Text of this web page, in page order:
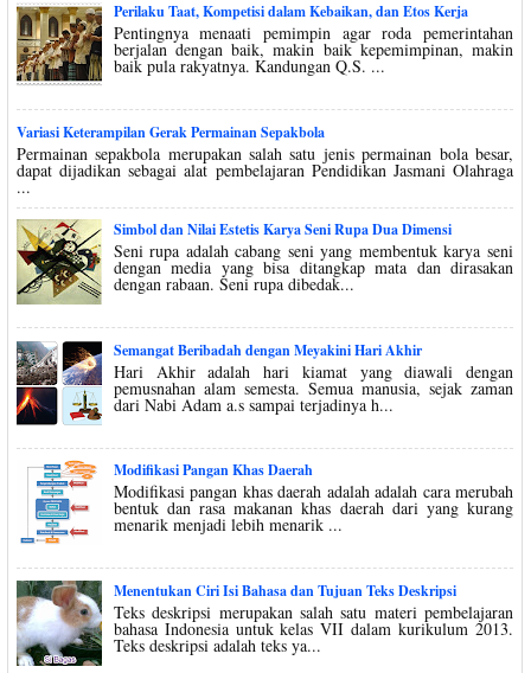
Perilaku Taat, Kompetisi dalam Kebaikan, dan Etos Kerja
Pentingnya menaati pemimpin agar roda pemerintahan
berjalan dengan baik, makin baik kepemimpinan, makin
baik pula rakyatnya. Kandungan Q.S. ...
Variasi Keterampilan Gerak Permainan Sepakbola
Permainan sepakbola merupakan salah satu jenis permainan bola besar,
dapat dijadikan sebagai alat pembelajaran Pendidikan Jasmani Olahraga
...
Simbol dan Nilai Estetis Karya Seni Rupa Dua Dimensi
Seni rupa adalah cabang seni yang membentuk karya seni
dengan media yang bisa ditangkap mata dan dirasakan
dengan rabaan. Seni rupa dibedak...
Semangat Beribadah dengan Meyakini Hari Akhir
Hari Akhir adalah hari kiamat yang diawali dengan
pemusnahan alam semesta. Semua manusia, sejak zaman
dari Nabi Adam a.s sampai terjadinya h...
Modifikasi Pangan Khas Daerah
Modifikasi pangan khas daerah adalah adalah cara merubah
bentuk dan rasa makanan khas daerah dari yang kurang
menarik menjadi lebih menarik ...
Menentukan Ciri Isi Bahasa dan Tujuan Teks Deskripsi
Teks deskripsi merupakan salah satu materi pembelajaran
bahasa Indonesia untuk kelas VII dalam kurikulum 2013.
Teks deskripsi adalah teks ya...